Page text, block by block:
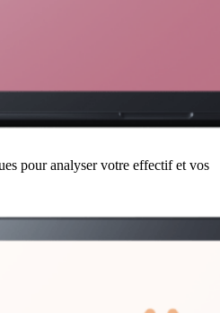
pour analyser votre effectif et vos